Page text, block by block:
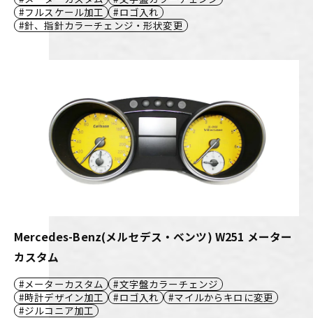
フルスケール加工
ロゴ入れ
針、指針カラーチェンジ・形状変更
Mercedes-Benz(メルセデス・ベンツ) W251 メーター
カスタム
メーターカスタム
文字盤カラーチェンジ
時計デザイン加工
ロゴ入れ
マイルからキロに変更
ジルコニア加工